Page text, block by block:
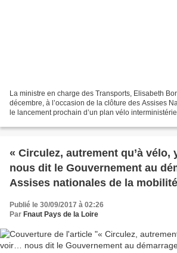
La ministre en charge des Transports, Elisabeth
décembre, à l’occasion de la clôture des Assises
le lancement prochain d’un plan vélo
« Circulez, autrement qu’à
nous dit le Gouvernement au
Assises nationales de la
Publié le 30/09/2017 à 02:26
Par Fnaut Pays de la Loire